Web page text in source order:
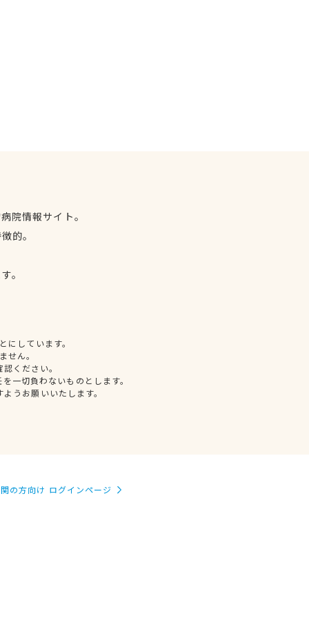
院情報サイト。
的。
。
しています。
せん。
ください。
一切負わないものとします。
うお願いいたします。
の方向け ログインページ